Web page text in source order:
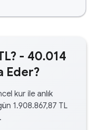
- 40.014
Eder?
kur ile anlık
1.908.867,87 TL